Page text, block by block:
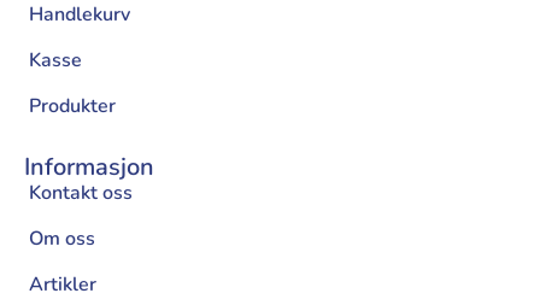
Handlekurv
Kasse
Produkter
Informasjon
Kontakt oss
Om oss
Artikler